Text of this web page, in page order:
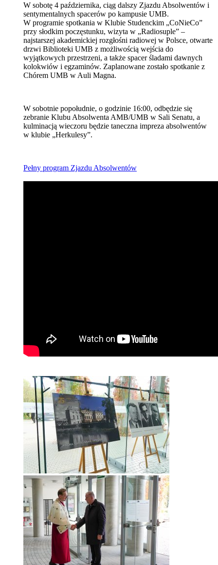
W sobotę 4 października, ciąg dalszy Zjazdu Absolwentów i
sentymentalnych spacerów po kampusie UMB.
W programie spotkania w Klubie Studenckim „CoNieCo”
przy słodkim poczęstunku, wizyta w „Radiosuple” –
najstarszej akademickiej rozgłośni radiowej w Polsce, otwarte
drzwi Biblioteki UMB z możliwością wejścia do
wyjątkowych przestrzeni, a także spacer śladami dawnych
kolokwiów i egzaminów. Zaplanowane zostało spotkanie z
Chórem UMB w Auli Magna.
W sobotnie popołudnie, o godzinie 16:00, odbędzie się
zebranie Klubu Absolwenta AMB/UMB w Sali Senatu, a
kulminacją wieczoru będzie taneczna impreza absolwentów
w klubie „Herkulesy”.
Pełny program Zjazdu Absolwentów